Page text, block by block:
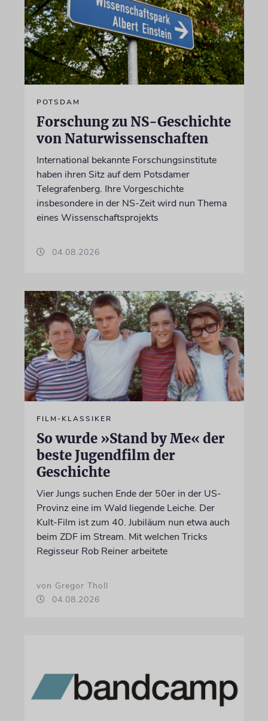
POTSDAM
Forschung zu NS-Geschichte
von Naturwissenschaften
International bekannte Forschungsinstitute
haben ihren Sitz auf dem Potsdamer
Telegrafenberg. Ihre Vorgeschichte
insbesondere in der NS-Zeit wird nun Thema
eines Wissenschaftsprojekts
04.08.2026
FILM-KLASSIKER
So wurde »Stand by Me« der
beste Jugendfilm der
Geschichte
Vier Jungs suchen Ende der 50er in der US-
Provinz eine im Wald liegende Leiche. Der
Kult-Film ist zum 40. Jubiläum nun etwa auch
beim ZDF im Stream. Mit welchen Tricks
Regisseur Rob Reiner arbeitete
von Gregor Tholl
04.08.2026